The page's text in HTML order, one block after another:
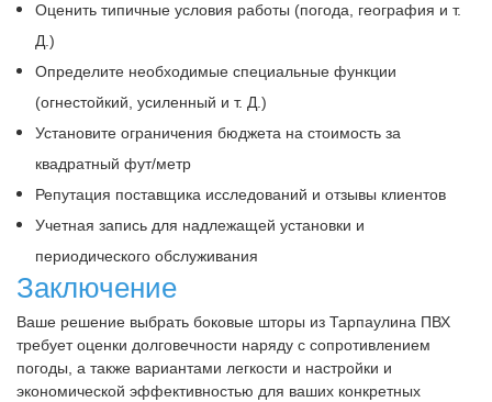
Оценить типичные условия работы (погода, география и т.
Д.)
Определите необходимые специальные функции
(огнестойкий, усиленный и т. Д.)
Установите ограничения бюджета на стоимость за
квадратный фут/метр
Репутация поставщика исследований и отзывы клиентов
Учетная запись для надлежащей установки и
периодического обслуживания
Заключение
Ваше решение выбрать боковые шторы из Тарпаулина ПВХ
требует оценки долговечности наряду с сопротивлением
погоды, а также вариантами легкости и настройки и
экономической эффективностью для ваших конкретных